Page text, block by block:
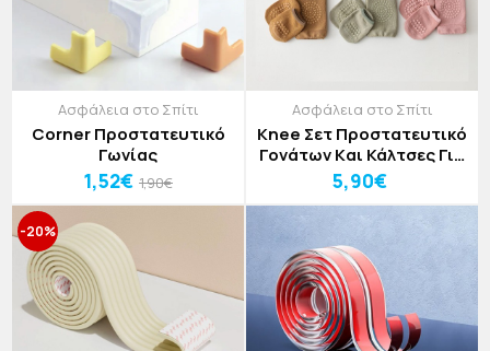
Ασφάλεια στο Σπίτι
Corner Προστατευτικό
Γωνίας
1,52€ 1,90€
Ασφάλεια στο Σπίτι
Knee Σετ Προστατευτικό
Γονάτων Kαι Κάλτσες Για
Μωρά 1-3 Ετών 4
Τεμαχίων
5,90€
-20%